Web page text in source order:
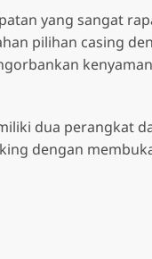
Z Flip7 5G
Z Fold7 G
Galaxy
Enterprise
A56 5G
A57 5G
Samsung
Samsung
Samsung
yang sangat
pilihan casing
dua perangkat
dengan